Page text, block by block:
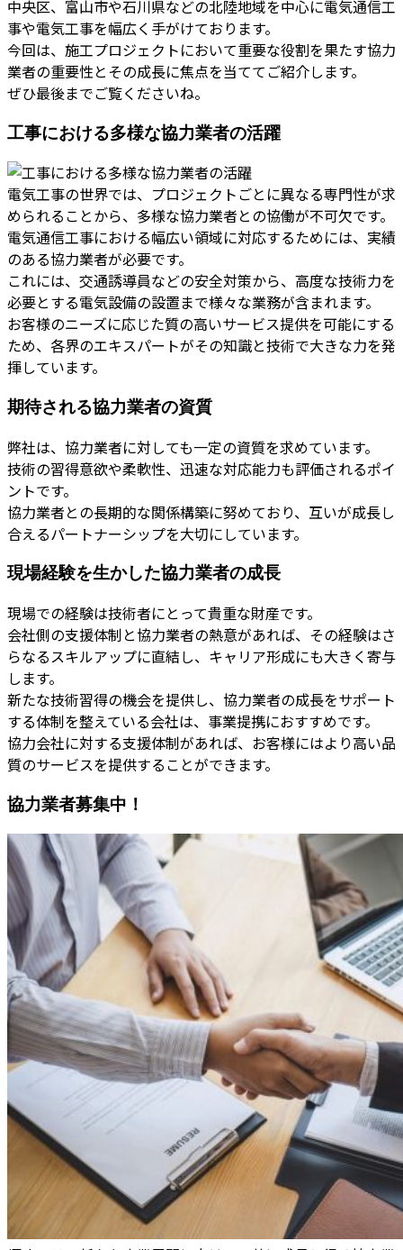
中央区、富山市や石川県などの北陸地域を中心に電気通信工
事や電気工事を幅広く手がけております。
今回は、施工プロジェクトにおいて重要な役割を果たす協力
業者の重要性とその成長に焦点を当ててご紹介します。
ぜひ最後までご覧くださいね。
工事における多様な協力業者の活躍
電気工事の世界では、プロジェクトごとに異なる専門性が求
められることから、多様な協力業者との協働が不可欠です。
電気通信工事における幅広い領域に対応するためには、実績
のある協力業者が必要です。
これには、交通誘導員などの安全対策から、高度な技術力を
必要とする電気設備の設置まで様々な業務が含まれます。
お客様のニーズに応じた質の高いサービス提供を可能にする
ため、各界のエキスパートがその知識と技術で大きな力を発
揮しています。
期待される協力業者の資質
弊社は、協力業者に対しても一定の資質を求めています。
技術の習得意欲や柔軟性、迅速な対応能力も評価されるポイ
ントです。
協力業者との長期的な関係構築に努めており、互いが成長し
合えるパートナーシップを大切にしています。
現場経験を生かした協力業者の成長
現場での経験は技術者にとって貴重な財産です。
会社側の支援体制と協力業者の熱意があれば、その経験はさ
らなるスキルアップに直結し、キャリア形成にも大きく寄与
します。
新たな技術習得の機会を提供し、協力業者の成長をサポート
する体制を整えている会社は、事業提携におすすめです。
協力会社に対する支援体制があれば、お客様にはより高い品
質のサービスを提供することができます。
協力業者募集中！